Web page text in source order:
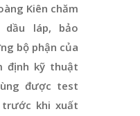
Kiên chăm
dầu láp, bảo
bộ phận của
định kỹ thuật
được test
khi xuất